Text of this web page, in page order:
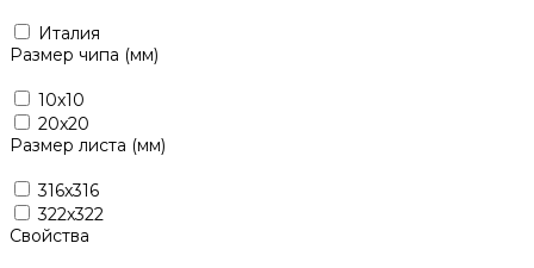
Италия
Размер чипа (мм)
10x10
20x20
Размер листа (мм)
316x316
322x322
Свойства